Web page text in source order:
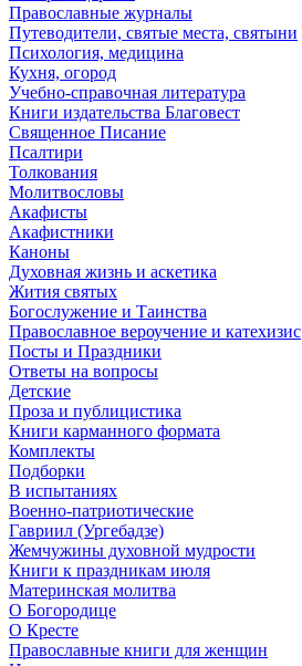
Православные журналы
Путеводители, святые места, святыни
Психология, медицина
Кухня, огород
Учебно-справочная литература
Книги издательства Благовест
Священное Писание
Псалтири
Толкования
Молитвословы
Акафисты
Акафистники
Каноны
Духовная жизнь и аскетика
Жития святых
Богослужение и Таинства
Православное вероучение и катехизис
Посты и Праздники
Ответы на вопросы
Детские
Проза и публицистика
Книги карманного формата
Комплекты
Подборки
В испытаниях
Военно-патриотические
Гавриил (Ургебадзе)
Жемчужины духовной мудрости
Книги к праздникам июля
Материнская молитва
О Богородице
О Кресте
Православные книги для женщин